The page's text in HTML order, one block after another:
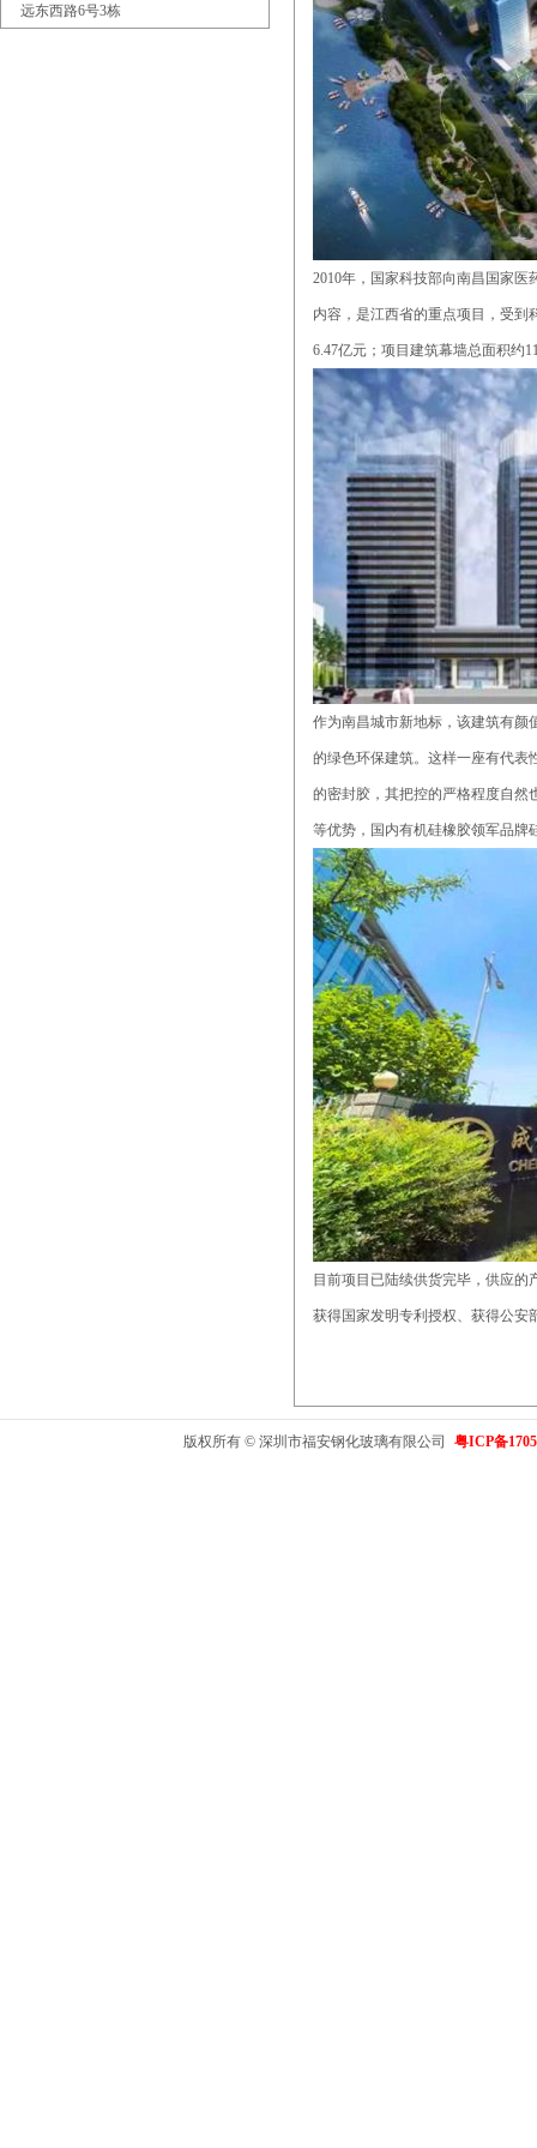
远东西路6号3栋
2010年，国家科技部向南昌国家
内容，是江西省的重点项目，受到
6.47亿元；项目建筑幕墙总面积约
作为南昌城市新地标，该建筑有颜
的绿色环保建筑。这样一座有代表
的密封胶，其把控的严格程度自然
等优势，国内有机硅橡胶领军品牌
目前项目已陆续供货完毕，供应
获得国家发明专利授权、获得公安
版权所有 © 深圳市福安钢化玻璃有限公司 粤ICP备